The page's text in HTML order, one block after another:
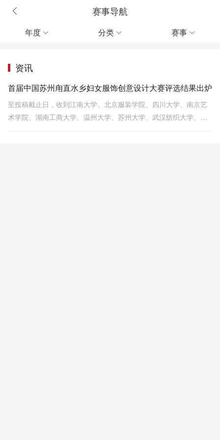
赛事导航
年度  分类  赛事 
资讯
首届中国苏州甪直水乡妇女服饰创意设计大赛评选结果出炉
至投稿截止日，收到江南大学、北京服装学院、四川大学、南京艺
术学院、湖南工商大学、温州大学、苏州大学、武汉纺织大学、西